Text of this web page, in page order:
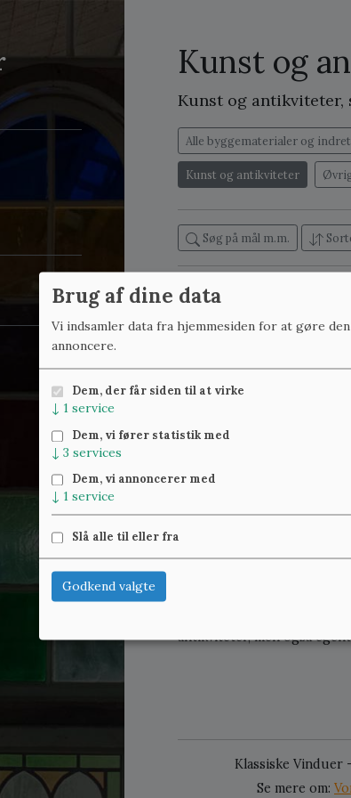
Kunst og
Kunst og antikviteter,
Alle byggematerialer og
Kunst og antikviteter
Søg på mål m.m.
B:34 cm x H:20 cm, på lager: 1
Det sker af og til, at vi
eller helt skal tømmes.
antikviteter, men også
Klassiske Vinduer
Se mere om:
Brug af dine data
Vi indsamler data fra hjemmesiden for at gøre
annoncere.
Dem, der får siden til at virke
↓ 1 service
Dem, vi fører statistik med
↓ 3 services
Dem, vi annoncerer med
↓ 1 service
Slå alle til eller fra
Godkend valgte